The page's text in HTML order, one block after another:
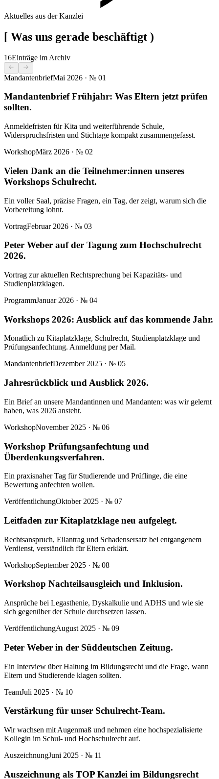
Aktuelles aus der Kanzlei
[ Was uns gerade beschäftigt )
16Einträge im Archiv
MandantenbriefMai 2026 · № 01
Mandantenbrief Frühjahr: Was Eltern jetzt prüfen
sollten.
Anmeldefristen für Kita und weiterführende Schule,
Widerspruchsfristen und Stichtage kompakt zusammengefasst.
WorkshopMärz 2026 · № 02
Vielen Dank an die Teilnehmer:innen unseres
Workshops Schulrecht.
Ein voller Saal, präzise Fragen, ein Tag, der zeigt, warum sich die
Vorbereitung lohnt.
VortragFebruar 2026 · № 03
Peter Weber auf der Tagung zum Hochschulrecht
2026.
Vortrag zur aktuellen Rechtsprechung bei Kapazitäts- und
Studienplatzklagen.
ProgrammJanuar 2026 · № 04
Workshops 2026: Ausblick auf das kommende Jahr.
Monatlich zu Kitaplatzklage, Schulrecht, Studienplatzklage und
Prüfungsanfechtung. Anmeldung per Mail.
MandantenbriefDezember 2025 · № 05
Jahresrückblick und Ausblick 2026.
Ein Brief an unsere Mandantinnen und Mandanten: was wir gelernt
haben, was 2026 ansteht.
WorkshopNovember 2025 · № 06
Workshop Prüfungsanfechtung und
Überdenkungsverfahren.
Ein praxisnaher Tag für Studierende und Prüflinge, die eine
Bewertung anfechten wollen.
VeröffentlichungOktober 2025 · № 07
Leitfaden zur Kitaplatzklage neu aufgelegt.
Rechtsanspruch, Eilantrag und Schadensersatz bei entgangenem
Verdienst, verständlich für Eltern erklärt.
WorkshopSeptember 2025 · № 08
Workshop Nachteilsausgleich und Inklusion.
Ansprüche bei Legasthenie, Dyskalkulie und ADHS und wie sie
sich gegenüber der Schule durchsetzen lassen.
VeröffentlichungAugust 2025 · № 09
Peter Weber in der Süddeutschen Zeitung.
Ein Interview über Haltung im Bildungsrecht und die Frage, wann
Eltern und Studierende klagen sollten.
TeamJuli 2025 · № 10
Verstärkung für unser Schulrecht-Team.
Wir wachsen mit Augenmaß und nehmen eine hochspezialisierte
Kollegin im Schul- und Hochschulrecht auf.
AuszeichnungJuni 2025 · № 11
Auszeichnung als TOP Kanzlei im Bildungsrecht